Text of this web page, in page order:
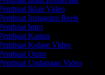
Iklan Video
Instagram Reels
Intro
Kartun
Kolase Video
Outro
Undangan Video